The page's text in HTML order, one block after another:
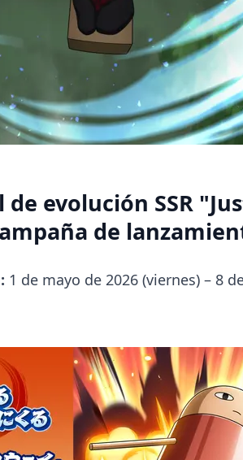
evolución SSR
de
1 de mayo de 2026 (viernes) – 8